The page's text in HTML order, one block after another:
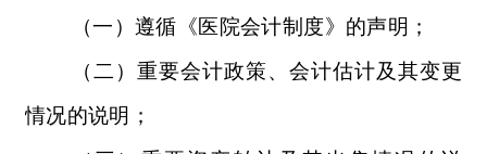
（一）遵循《医院会计制度》的声明；
（二）重要会计政策、会计估计及其变更
情况的说明；